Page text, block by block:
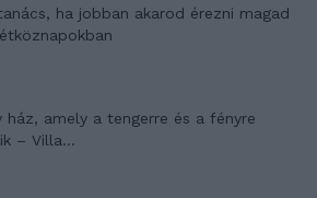
ha jobban akarod érezni magad
ház, amely a tengerre és a fényre
– Villa...